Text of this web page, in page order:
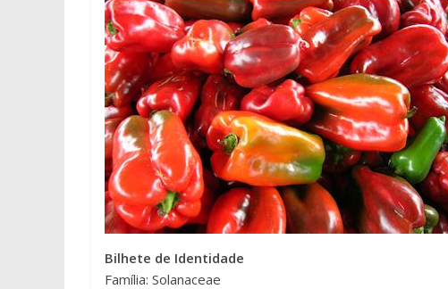
Bilhete de Identidade
Família: Solanaceae